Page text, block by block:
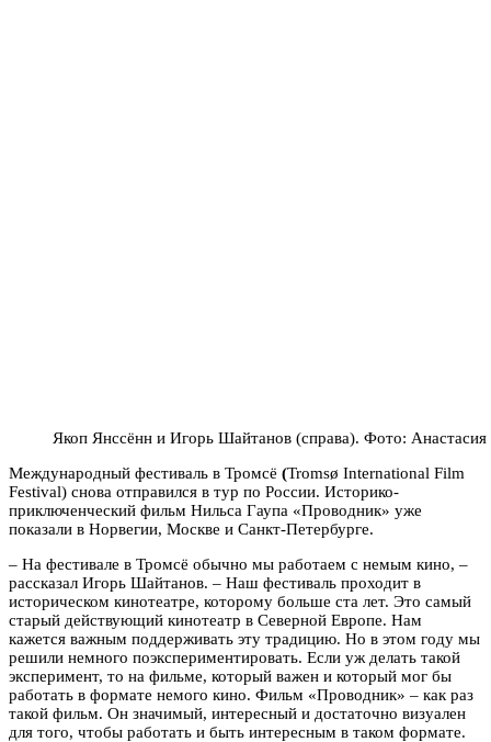
Якоп Янссённ и Игорь Шайтанов (справа). Фото: Анастасия
Международный фестиваль в Тромсё (Tromsø International Film
Festival) снова отправился в тур по России. Историко-
приключенческий фильм Нильса Гаупа «Проводник» уже
показали в Норвегии, Москве и Санкт-Петербурге.
– На фестивале в Тромсё обычно мы работаем с немым кино, –
рассказал Игорь Шайтанов. – Наш фестиваль проходит в
историческом кинотеатре, которому больше ста лет. Это самый
старый действующий кинотеатр в Северной Европе. Нам
кажется важным поддерживать эту традицию. Но в этом году мы
решили немного поэкспериментировать. Если уж делать такой
эксперимент, то на фильме, который важен и который мог бы
работать в формате немого кино. Фильм «Проводник» – как раз
такой фильм. Он значимый, интересный и достаточно визуален
для того, чтобы работать и быть интересным в таком формате.